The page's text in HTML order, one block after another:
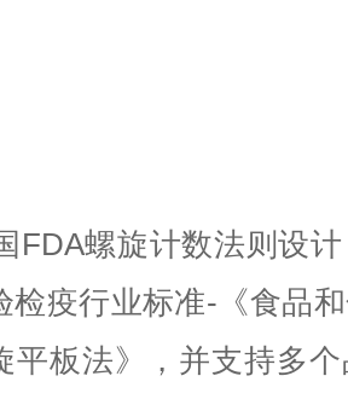
螺旋计数法则设
检疫行业标准-《食品
平板法》，并支持多